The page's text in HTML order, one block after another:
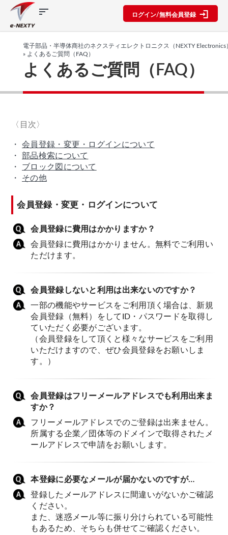
テゴリ
ディスク
受動部品
水晶部品
機能部品
電源部品
その他部
能
RFアン
プ検索
て探す
類似品検
索
ク図
ブロック
図機能概
※会員限
SPECIAL
ネクスト
ジーズ
information
e-NEXTY
カタログ
sort ログイン/無料会員登録
電子部品・半導体商社のネクスティエレクトロニクス（NEXTY Electronics
» よくあるご質問（FAQ）
よくあるご質問（FAQ）
〈目次〉
・ 会員登録・変更・ログインについて
・ 部品検索について
・ ブロック図について
・ その他
会員登録・変更・ログインについて
会員登録に費用はかかりますか？
会員登録に費用はかかりません。無料でご利用い
ただけます。
会員登録しないと利用は出来ないのですか？
一部の機能やサービスをご利用頂く場合は、新規
会員登録（無料）をしてID・パスワードを取得し
ていただく必要がございます。
（会員登録をして頂くと様々なサービスをご利用
いただけますので、ぜひ会員登録をお願いしま
す。）
会員登録はフリーメールアドレスでも利用出来ま
すか？
フリーメールアドレスでのご登録は出来ません。
所属する企業／団体等のドメインで取得されたメ
ールアドレスで申請をお願いします。
本登録に必要なメールが届かないのですが…
登録したメールアドレスに間違いがないかご確認
ください。
また、迷惑メール等に振り分けられている可能性
もあるため、そちらも併せてご確認ください。